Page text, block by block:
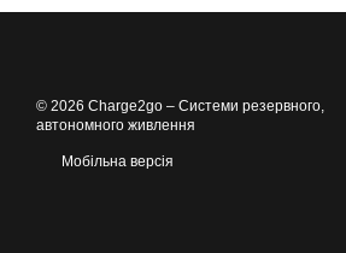
© 2026 Charge2go – Cистеми резервного,
автономного живлення
Мобільна версія